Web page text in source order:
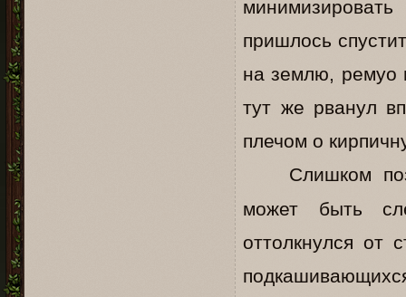
пришлось
на землю, ремуо
тут же рванул
плечом о
Слишком
может быть
оттолкнулся от